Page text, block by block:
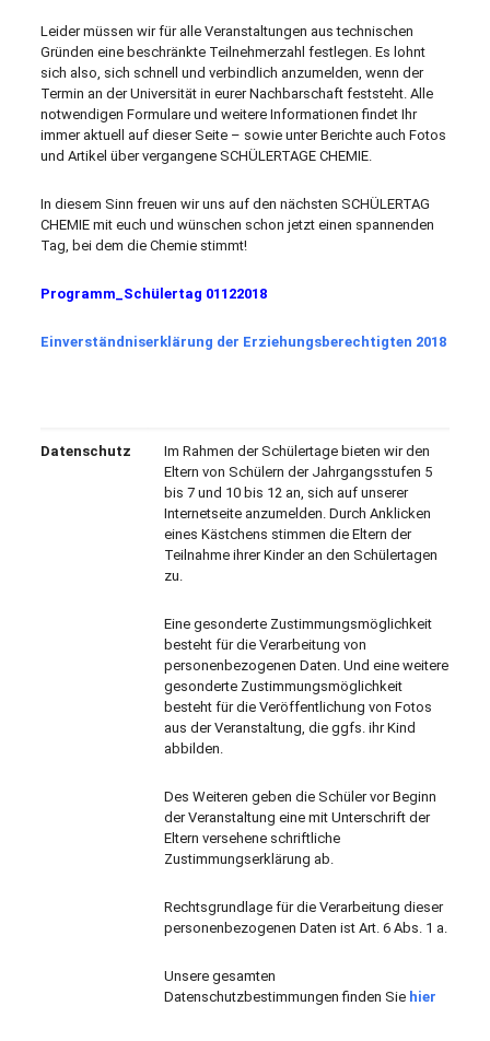
Leider müssen wir für alle Veranstaltungen aus technischen
Gründen eine beschränkte Teilnehmerzahl festlegen. Es lohnt
sich also, sich schnell und verbindlich anzumelden, wenn der
Termin an der Universität in eurer Nachbarschaft feststeht. Alle
notwendigen Formulare und weitere Informationen findet Ihr
immer aktuell auf dieser Seite – sowie unter Berichte auch Fotos
und Artikel über vergangene SCHÜLERTAGE CHEMIE.
In diesem Sinn freuen wir uns auf den nächsten SCHÜLERTAG
CHEMIE mit euch und wünschen schon jetzt einen spannenden
Tag, bei dem die Chemie stimmt!
Programm_Schülertag 01122018
Einverständniserklärung der Erziehungsberechtigten 2018
Datenschutz
Im Rahmen der Schülertage bieten wir den
Eltern von Schülern der Jahrgangsstufen 5
bis 7 und 10 bis 12 an, sich auf unserer
Internetseite anzumelden. Durch Anklicken
eines Kästchens stimmen die Eltern der
Teilnahme ihrer Kinder an den Schülertagen
zu.
Eine gesonderte Zustimmungsmöglichkeit
besteht für die Verarbeitung von
personenbezogenen Daten. Und eine weitere
gesonderte Zustimmungsmöglichkeit
besteht für die Veröffentlichung von Fotos
aus der Veranstaltung, die ggfs. ihr Kind
abbilden.
Des Weiteren geben die Schüler vor Beginn
der Veranstaltung eine mit Unterschrift der
Eltern versehene schriftliche
Zustimmungserklärung ab.
Rechtsgrundlage für die Verarbeitung dieser
personenbezogenen Daten ist Art. 6 Abs. 1 a.
Unsere gesamten
Datenschutzbestimmungen finden Sie hier